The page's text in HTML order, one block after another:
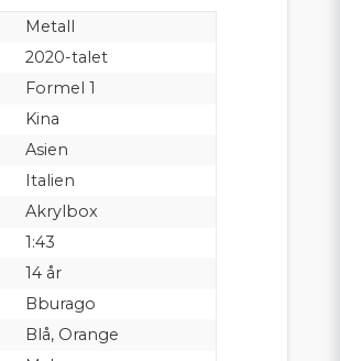
Metall
2020-talet
Formel 1
Kina
Asien
Italien
Akrylbox
1:43
14 år
Bburago
Blå, Orange